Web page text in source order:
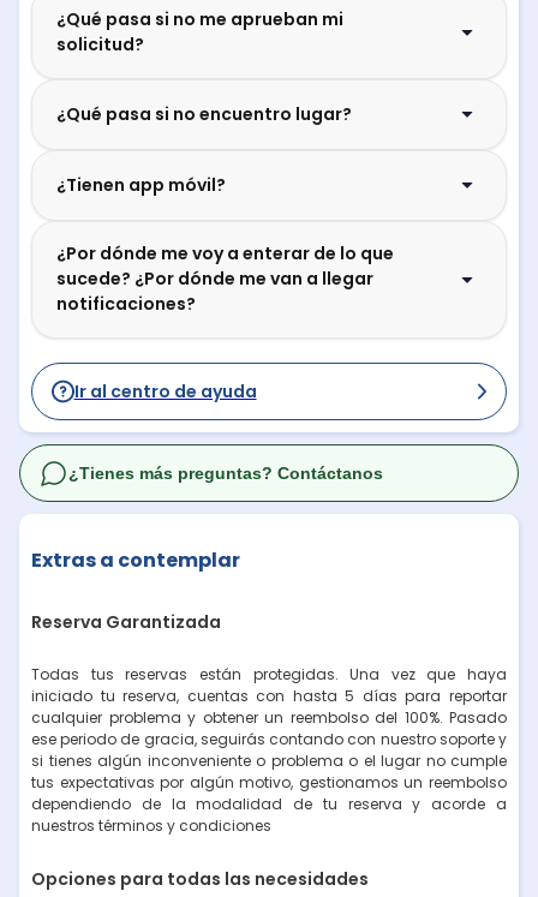
¿Qué pasa si no me aprueban mi
solicitud?
¿Qué pasa si no encuentro lugar?
¿Tienen app móvil?
¿Por dónde me voy a enterar de lo que
sucede? ¿Por dónde me van a llegar
notificaciones?
Ir al centro de ayuda
Extras a contemplar
Reserva Garantizada
Todas tus reservas están protegidas. Una vez que haya
iniciado tu reserva, cuentas con hasta 5 días para reportar
cualquier problema y obtener un reembolso del 100%. Pasado
ese periodo de gracia, seguirás contando con nuestro soporte y
si tienes algún inconveniente o problema o el lugar no cumple
tus expectativas por algún motivo, gestionamos un reembolso
dependiendo de la modalidad de tu reserva y acorde a
nuestros términos y condiciones
Opciones para todas las necesidades
¿Tienes más preguntas? Contáctanos